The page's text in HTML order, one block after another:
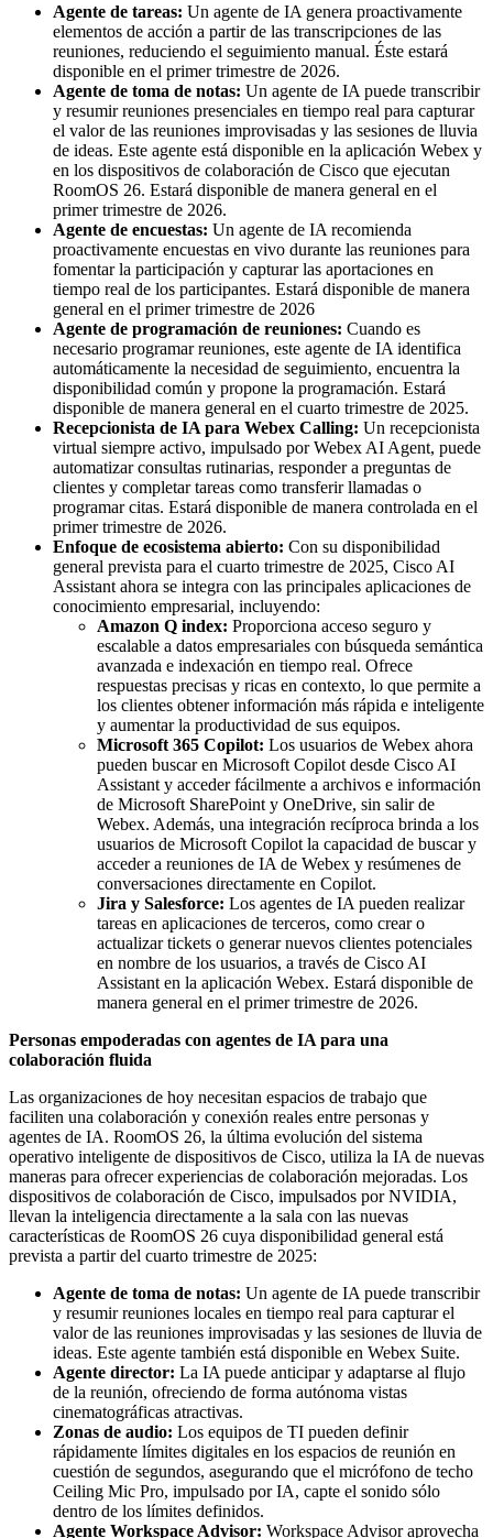
Agente de tareas: Un agente de IA genera proactivamente
elementos de acción a partir de las transcripciones de las
reuniones, reduciendo el seguimiento manual. Éste estará
disponible en el primer trimestre de 2026.
Agente de toma de notas: Un agente de IA puede transcribir
y resumir reuniones presenciales en tiempo real para capturar
el valor de las reuniones improvisadas y las sesiones de lluvia
de ideas. Este agente está disponible en la aplicación Webex y
en los dispositivos de colaboración de Cisco que ejecutan
RoomOS 26. Estará disponible de manera general en el
primer trimestre de 2026.
Agente de encuestas: Un agente de IA recomienda
proactivamente encuestas en vivo durante las reuniones para
fomentar la participación y capturar las aportaciones en
tiempo real de los participantes. Estará disponible de manera
general en el primer trimestre de 2026
Agente de programación de reuniones: Cuando es
necesario programar reuniones, este agente de IA identifica
automáticamente la necesidad de seguimiento, encuentra la
disponibilidad común y propone la programación. Estará
disponible de manera general en el cuarto trimestre de 2025.
Recepcionista de IA para Webex Calling: Un recepcionista
virtual siempre activo, impulsado por Webex AI Agent, puede
automatizar consultas rutinarias, responder a preguntas de
clientes y completar tareas como transferir llamadas o
programar citas. Estará disponible de manera controlada en el
primer trimestre de 2026.
Enfoque de ecosistema abierto: Con su disponibilidad
general prevista para el cuarto trimestre de 2025, Cisco AI
Assistant ahora se integra con las principales aplicaciones de
conocimiento empresarial, incluyendo:
Amazon Q index: Proporciona acceso seguro y
escalable a datos empresariales con búsqueda semántica
avanzada e indexación en tiempo real. Ofrece
respuestas precisas y ricas en contexto, lo que permite a
los clientes obtener información más rápida e inteligente
y aumentar la productividad de sus equipos.
Microsoft 365 Copilot: Los usuarios de Webex ahora
pueden buscar en Microsoft Copilot desde Cisco AI
Assistant y acceder fácilmente a archivos e información
de Microsoft SharePoint y OneDrive, sin salir de
Webex. Además, una integración recíproca brinda a los
usuarios de Microsoft Copilot la capacidad de buscar y
acceder a reuniones de IA de Webex y resúmenes de
conversaciones directamente en Copilot.
Jira y Salesforce: Los agentes de IA pueden realizar
tareas en aplicaciones de terceros, como crear o
actualizar tickets o generar nuevos clientes potenciales
en nombre de los usuarios, a través de Cisco AI
Assistant en la aplicación Webex. Estará disponible de
manera general en el primer trimestre de 2026.
Personas empoderadas con agentes de IA para una
colaboración fluida
Las organizaciones de hoy necesitan espacios de trabajo que
faciliten una colaboración y conexión reales entre personas y
agentes de IA. RoomOS 26, la última evolución del sistema
operativo inteligente de dispositivos de Cisco, utiliza la IA de nuevas
maneras para ofrecer experiencias de colaboración mejoradas. Los
dispositivos de colaboración de Cisco, impulsados por NVIDIA,
llevan la inteligencia directamente a la sala con las nuevas
características de RoomOS 26 cuya disponibilidad general está
prevista a partir del cuarto trimestre de 2025:
Agente de toma de notas: Un agente de IA puede transcribir
y resumir reuniones locales en tiempo real para capturar el
valor de las reuniones improvisadas y las sesiones de lluvia de
ideas. Este agente también está disponible en Webex Suite.
Agente director: La IA puede anticipar y adaptarse al flujo
de la reunión, ofreciendo de forma autónoma vistas
cinematográficas atractivas.
Zonas de audio: Los equipos de TI pueden definir
rápidamente límites digitales en los espacios de reunión en
cuestión de segundos, asegurando que el micrófono de techo
Ceiling Mic Pro, impulsado por IA, capte el sonido sólo
dentro de los límites definidos.
Agente Workspace Advisor: Workspace Advisor aprovecha